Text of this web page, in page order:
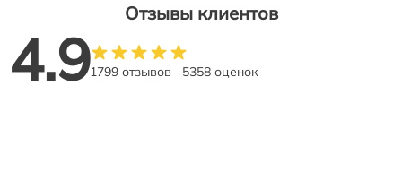
Отзывы клиентов
4.91799 отзывов 5358 оценок